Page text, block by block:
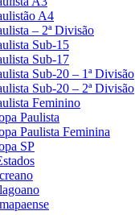
A4
– 2ª Divisão
Sub-15
Sub-17
Sub-20 – 1ª Divisão
Sub-20 – 2ª Divisão
Feminino
Paulista
Paulista Feminina
SP